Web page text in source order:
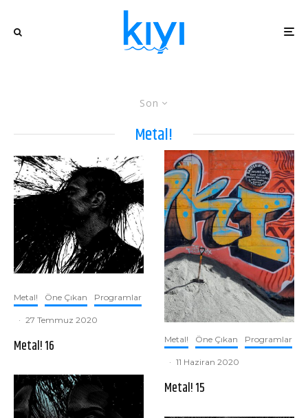
Son
Metal!
Metal! Öne Çıkan Programlar
· 27 Temmuz 2020
Metal! 16 Metal! Öne Çıkan Programlar
· 11 Haziran 2020
Metal! 15